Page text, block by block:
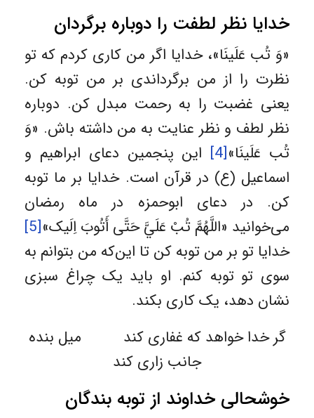
خدایا نظر لطفت را دوباره برگردان
«وَ تُب عَلَینَا»، خدایا اگر من کاری کردم که تو
نظرت را از من برگرداندی بر من توبه کن.
یعنی غضبت را به رحمت مبدل کن. دوباره
نظر لطف و نظر عنایت به من داشته باش. «وَ
تُب عَلَینَا»[4]
این پنجمین دعای ابراهیم و
اسماعیل (ع) در قرآن است. خدایا بر ما توبه
کن. در دعای ابوحمزه در ماه رمضان
می‌خوانید «اللَّهُمَّ تُبْ عَلَيَّ حَتَّى أَتُوبَ اِلَیک»[5]
خدایا تو بر من توبه کن تا این‌که من بتوانم به
سوی تو توبه کنم. او باید یک چراغ سبزی
نشان دهد، یک کاری بکند.
گر خدا خواهد که غفاری کند میل بنده
جانب زاری کند
خوشحالی خداوند از توبه بندگان